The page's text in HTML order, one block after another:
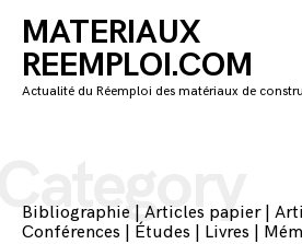
Skip
to
content
MATERIAUX
REEMPLOI.COM
Actualité du Réemploi des matériaux de
Bibliographie Articles papier|
Conférences
Études Livres